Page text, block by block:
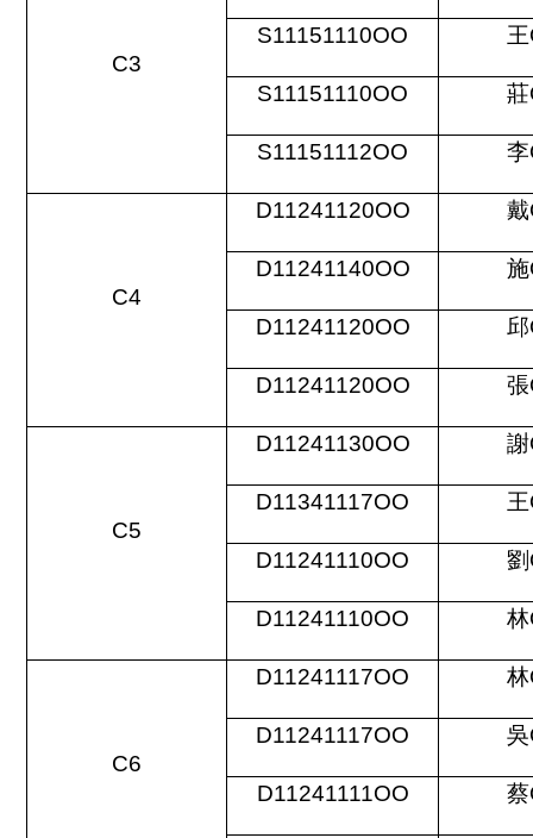
C3
S11151110OO 王
S11151110OO 莊
S11151112OO 李
C4
D11241120OO 戴
D11241140OO 施
D11241120OO 邱
D11241120OO 張
C5
D11241130OO 謝
D11341117OO 王
D11241110OO 劉
D11241110OO 林
C6
D11241117OO 林
D11241117OO 吳
D11241111OO 蔡